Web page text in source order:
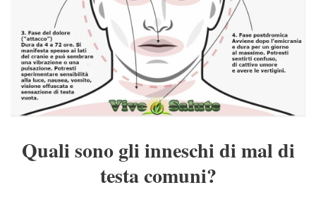
Quali sono gli inneschi di mal di
testa comuni?